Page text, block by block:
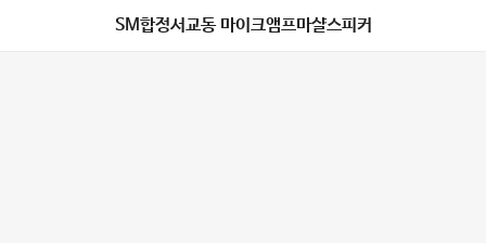
SM합정서교동 마이크앰프마샬스피커